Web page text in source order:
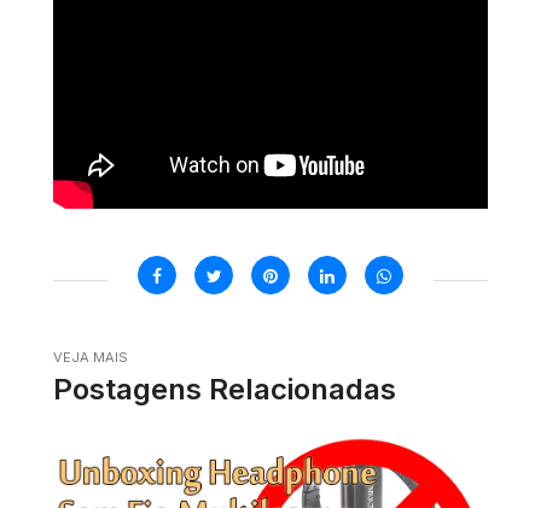
VEJA MAIS
Postagens Relacionadas